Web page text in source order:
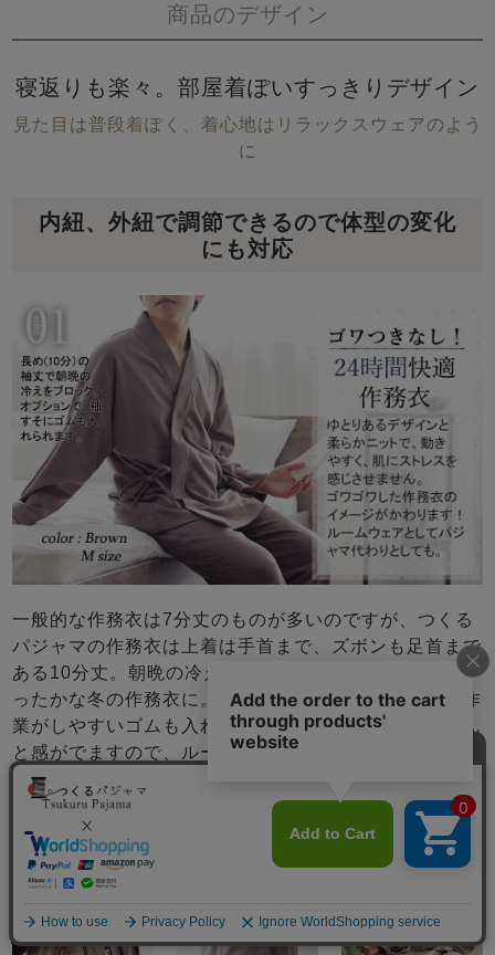
メニュー
商品のデザイン
寝返りも楽々。部屋着ぽいすっきりデザイン
見た目は普段着ぽく、着心地はリラックスウェアのよう
に
内紐、外紐で調節できるので体型の変化
にも対応
一般的な作務衣は7分丈のものが多いのですが、つくる
パジャマの作務衣は上着は手首まで、ズボンも足首まで
ある10分丈。朝晩の冷えから守ってくれるますますあ
ったかな冬の作務衣に。オプションを選んで頂くと、作
業がしやすいゴムも入れられます。ジャージよりきちん
と感がでますので、ルームウェアやお散歩などの外出に
も最適です。